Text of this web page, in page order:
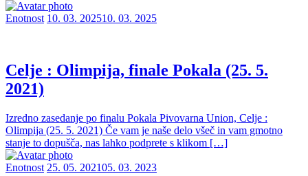
Enotnost 10. 03. 202510. 03. 2025
Celje : Olimpija, finale Pokala (25. 5.
2021)
Izredno zasedanje po finalu Pokala Pivovarna Union, Celje :
Olimpija (25. 5. 2021) Če vam je naše delo všeč in vam gmotno
stanje to dopušča, nas lahko podprete s klikom […]
Enotnost 25. 05. 202105. 03. 2023